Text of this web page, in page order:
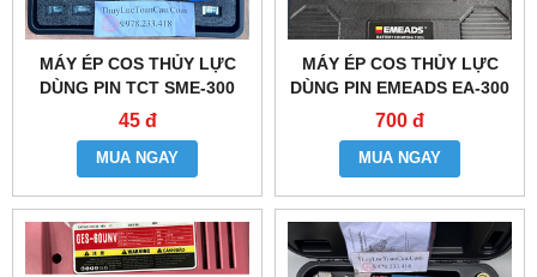
MÁY ÉP COS THỦY LỰC
DÙNG PIN TCT SME-300
45 đ
MUA NGAY
MÁY ÉP COS THỦY LỰC
DÙNG PIN EMEADS EA-300
700 đ
MUA NGAY